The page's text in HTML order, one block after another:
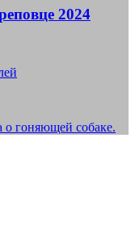
2024
гоняющей собаке.